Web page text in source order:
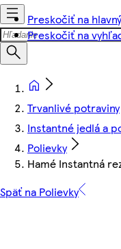
Preskočiť na
Preskočiť na
Trvanlivé potraviny
Instantné jedlá a
Polievky
Hamé Instantná
Späť na Polievky